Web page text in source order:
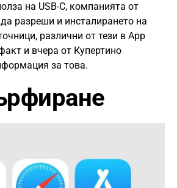
на USB-C, компанията от
разреши и инсталирането на
различни от тези в App
и вчера от Купертино
за това.